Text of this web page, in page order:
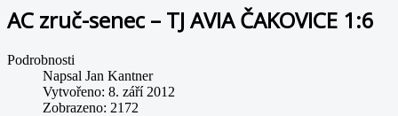
AC zruč-senec – TJ AVIA ČAKOVICE 1:6
Podrobnosti
Napsal Jan Kantner
Vytvořeno: 8. září 2012
Zobrazeno: 2172